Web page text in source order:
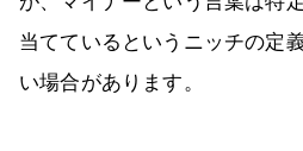
当てているというニッチの定
い場合があります。